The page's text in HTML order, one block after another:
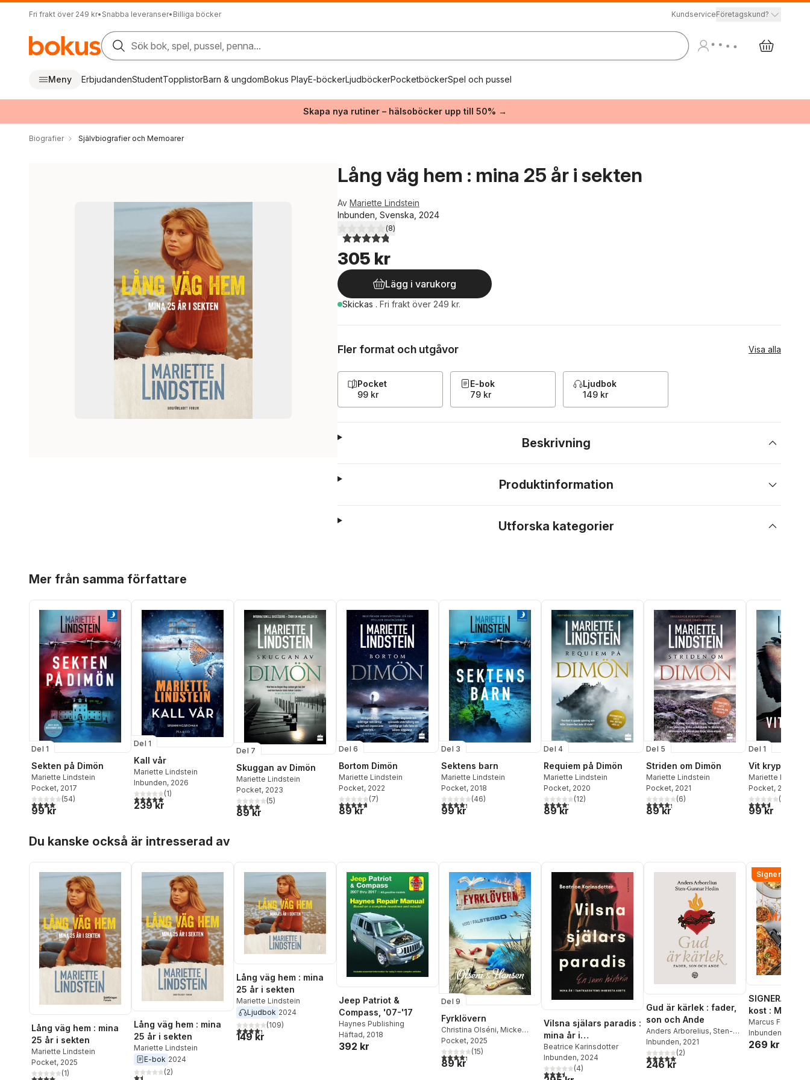
Fri frakt över 249 kr• Snabba leveranser• Billiga böcker KundserviceFöretagskund?
Sök bok, spel, pussel, penna...
Meny ErbjudandenStudentTopplistorBarn & ungdomBokus PlayE-böckerLjudböckerPocketböckerSpel och pussel
Skapa nya rutiner – hälsoböcker upp till 50% →
Biografier Självbiografier och Memoarer
Lång väg hem : mina 25 år i sekten
Av Mariette Lindstein
Inbunden, Svenska, 2024
4,8utav 5 stjärnor. Totalt antal röster:
(8)
305 kr
Lägg i varukorg
Skickas . Fri frakt över 249 kr.
Fler format och utgåvor Visa alla
Pocket
99 kr
E-bok
79 kr
Ljudbok
149 kr
Beskrivning
Produktinformation
Utforska kategorier
Mer från samma författare
Del 1
Sekten på Dimön
Mariette Lindstein
Pocket, 2017
4,1utav 5 stjärnor. Totalt antal röster:
(54)
99 kr
Del 1
Kall vår
Mariette Lindstein
Inbunden, 2026
5,0utav 5 stjärnor. Totalt antal röster:
(1)
239 kr
Del 7
Skuggan av Dimön
Mariette Lindstein
Pocket, 2023
4,0utav 5 stjärnor. Totalt antal röster:
(5)
89 kr
Del 6
Bortom Dimön
Mariette Lindstein
Pocket, 2022
4,7utav 5 stjärnor. Totalt antal röster:
(7)
89 kr
Del 3
Sektens barn
Mariette Lindstein
Pocket, 2018
4,3utav 5 stjärnor. Totalt antal röster:
(46)
99 kr
Del 4
Requiem på Dimön
Mariette Lindstein
Pocket, 2020
4,2utav 5 stjärnor. Totalt antal röster:
(12)
89 kr
Del 5
Striden om Dimön
Mariette Lindstein
Pocket, 2021
4,3utav 5 stjärnor. Totalt antal röster:
(6)
89 kr
Del 1
Vit krypta
Mariette
Pocket, 2018
3,6utav 5(
99 kr
Du kanske också är intresserad av
Lång väg hem : mina
25 år i sekten
Mariette Lindstein
Pocket, 2025
4,0utav 5 stjärnor. Totalt antal röster:
(1)
Lång väg hem : mina
25 år i sekten
Mariette Lindstein
E-bok 2024
1,5utav 5 stjärnor. Totalt antal röster:
(2)
Lång väg hem : mina
25 år i sekten
Mariette Lindstein
Ljudbok 2024
4,3utav 5 stjärnor. Totalt antal röster:
(109)
149 kr
Jeep Patriot &
Compass, '07-'17
Haynes Publishing
Häftad, 2018
392 kr
Del 9
Fyrklövern
Christina Olséni, Micke
Hansen
Pocket, 2025
4,3utav 5 stjärnor. Totalt antal röster:
(15)
89 kr
Vilsna själars paradis :
mina år i
tantrasektens innersta
krets
Beatrice Karinsdotter
Inbunden, 2024
3,5utav 5 stjärnor. Totalt antal röster:
(4)
Gud är kärlek : fader,
son och Ande
Anders Arborelius, Sten-
Gunnar Hedin
Inbunden, 2021
5,0utav 5 stjärnor. Totalt antal röster:
(2)
246 kr
Signerad!
SIGNERAD -
kost :
matlådor
Marcus Frank
Inbunden
269 kr